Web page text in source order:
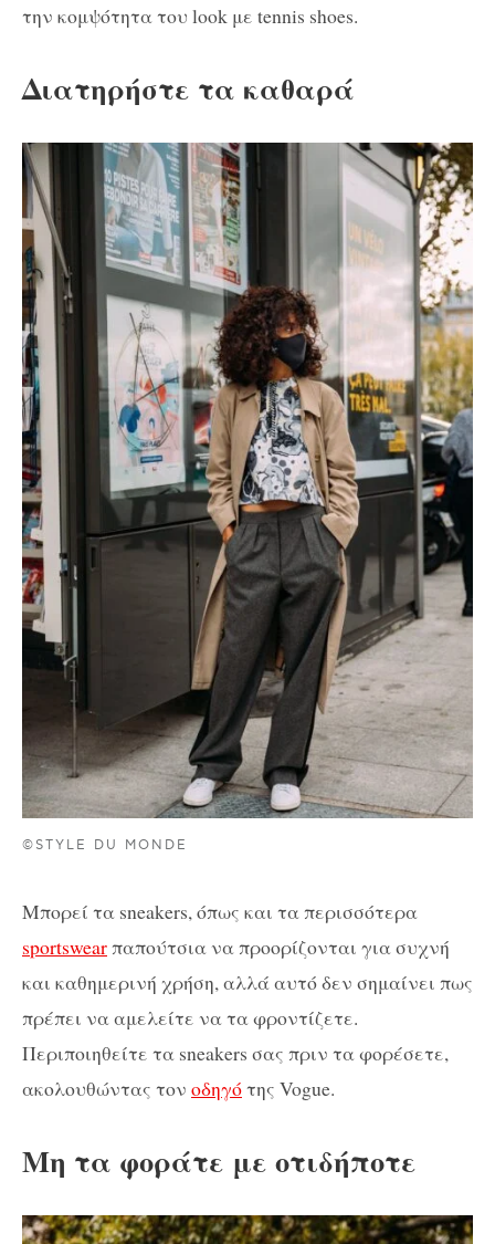
την κομψότητα του look με tennis shoes.
Διατηρήστε τα καθαρά
©STYLE DU MONDE
Μπορεί τα sneakers, όπως και τα περισσότερα
sportswearπαπούτσια να προορίζονται για συχνή
και καθημερινή χρήση, αλλά αυτό δεν σημαίνει πως
πρέπει να αμελείτε να τα φροντίζετε.
Περιποιηθείτε τα sneakers σας πριν τα φορέσετε,
ακολουθώντας τον οδηγότης Vogue.
Μη τα φοράτε με οτιδήποτε